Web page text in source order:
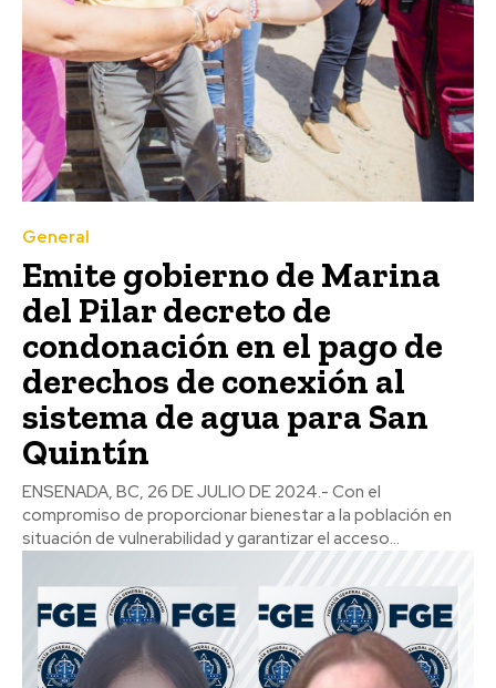
General
Emite gobierno de Marina
del Pilar decreto de
condonación en el pago de
derechos de conexión al
sistema de agua para San
Quintín
ENSENADA, BC, 26 DE JULIO DE 2024.- Con el
compromiso de proporcionar bienestar a la población en
situación de vulnerabilidad y garantizar el acceso...